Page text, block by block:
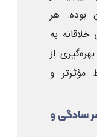
بوده. هر
به
از
مؤثرتر و
سادگی و